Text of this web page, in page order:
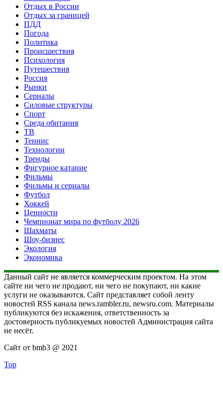
Отдых в России
Отдых за границей
ПДД
Погода
Политика
Происшествия
Психология
Путешествия
Россия
Рынки
Сериалы
Силовые структуры
Спорт
Среда обитания
ТВ
Теннис
Технологии
Тренды
Фигурное катание
Фильмы
Фильмы и сериалы
Футбол
Хоккей
Ценности
Чемпионат мира по футболу 2026
Шахматы
Шоу-бизнес
Экология
Экономика
Данный сайт не является коммерческим проектом. На этом
сайте ни чего не продают, ни чего не покупают, ни какие
услуги не оказываются. Сайт представляет собой ленту
новостей RSS канала news.rambler.ru, newsru.com. Материалы
публикуются без искажения, ответственность за
достоверность публикуемых новостей Администрация сайта
не несёт.
Сайт от bmb3 @ 2021
Top